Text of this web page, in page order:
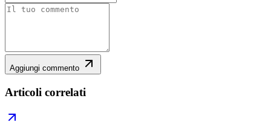
Aggiungi commento
Articoli correlati